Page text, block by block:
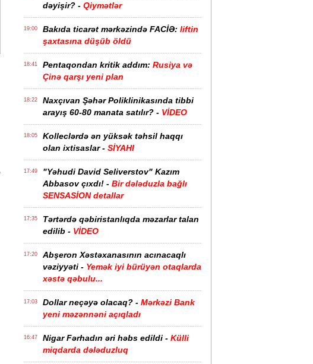
dəyişir? - Qiymətlər
19:00 Bakıda ticarət mərkəzində FACİƏ: liftin
şaxtasına düşüb öldü
18:41 Pentaqondan kritik addım: Rusiya və
Çinə qarşı yeni plan
18:22
Naxçıvan Şəhər Poliklinikasında tibbi
arayış 60-80 manata satılır? - VİDEO
18:05
Kolleclərdə ən yüksək təhsil haqqı
olan ixtisaslar - SİYAHI
17:49
"Yəhudi David Seliverstov" Kazım
Abbasov çıxdı! - Bir dələduzla bağlı
SENSASİON detallar
17:35
Tərtərdə qəbiristanlıqda məzarlar talan
edilib - VİDEO
17:20
Abşeron Xəstəxanasının acınacaqlı
vəziyyəti - Yemək iyi bürüyən otaqlarda
xəstə qəbulu...
17:03 Dollar neçəyə olacaq? - Mərkəzi Bank
yeni məzənnəni açıqladı
16:47 Nigar Fərhadın əri həbs edildi - Külli
miqdarda dələduzluq